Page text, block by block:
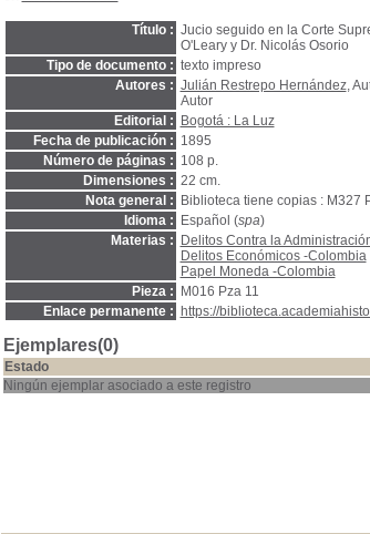
Título : Jucio seguido en la Corte
O'Leary y Dr. Nicolás Osorio
Tipo de documento : texto impreso
Autores : Julián Restrepo Hernández,
Autor
Editorial :
Bogotá : La Luz
Fecha de publicación : 1895
Número de páginas : 108 p.
Dimensiones : 22 cm.
Nota general :
Biblioteca tiene copias : M327
Idioma :
Español (spa)
Materias :
Delitos Contra la
Delitos Económicos -Colombia
Papel Moneda -Colombia
Pieza :
M016 Pza 11
Enlace permanente :
https://
Ejemplares(0)
Estado
Ningún ejemplar asociado a este registro